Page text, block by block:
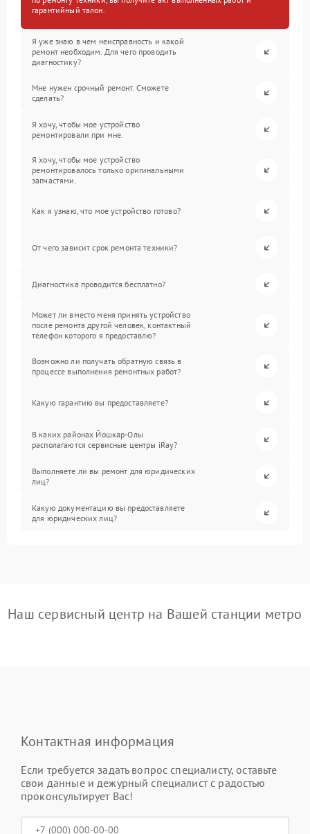
гарантийный талон.
Я уже знаю в чем неисправность и какой
ремонт необходим. Для чего проводить
диагностику?
Мне нужен срочный ремонт. Сможете
сделать?
Я хочу, чтобы мое устройство
ремонтировали при мне.
Я хочу, чтобы мое устройство
ремонтировалось только оригинальными
запчастями.
Как я узнаю, что мое устройство готово?
От чего зависит срок ремонта техники?
Диагностика проводится бесплатно?
Может ли вместо меня принять устройство
после ремонта другой человек, контактный
телефон которого я предоставлю?
Возможно ли получать обратную связь в
процессе выполнения ремонтных работ?
Какую гарантию вы предоставляете?
В каких районах Йошкар-Олы
располагаются сервисные центры iRay?
Выполняете ли вы ремонт для юридических
лиц?
Какую документацию вы предоставляете
для юридических лиц?
Наш сервисный центр на Вашей станции метро
Контактная информация
Если требуется задать вопрос специалисту, оставьте
свои данные и дежурный специалист с радостью
проконсультирует Вас!